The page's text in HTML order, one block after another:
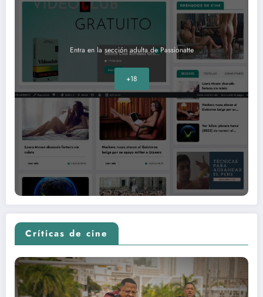
Entra en la sección adulta de Passionatte
+18
Críticas de cine